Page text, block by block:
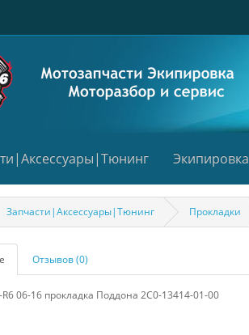
Экипировка
Запчасти|Аксессуары|Тюнинг Прокладки
Отзывов (0)
R6 06-16 прокладка Поддона 2C0-13414-01-00